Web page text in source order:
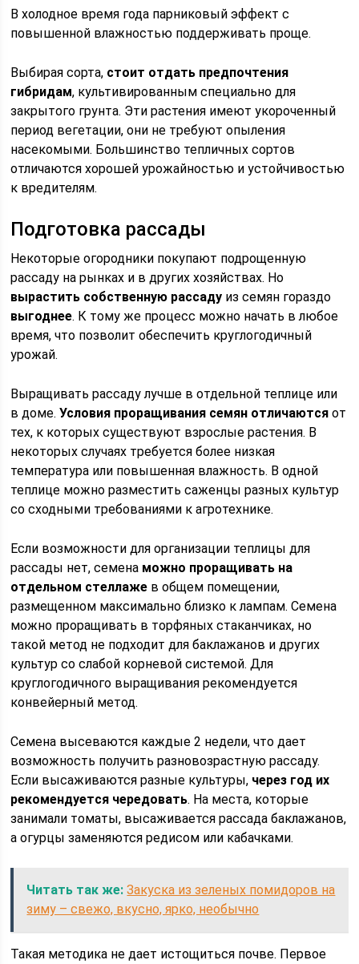
В холодное время года парниковый эффект с
повышенной влажностью поддерживать проще.
Выбирая сорта, стоит отдать предпочтения
гибридам, культивированным специально для
закрытого грунта. Эти растения имеют укороченный
период вегетации, они не требуют опыления
насекомыми. Большинство тепличных сортов
отличаются хорошей урожайностью и устойчивостью
к вредителям.
Подготовка рассады
Некоторые огородники покупают подрощенную
рассаду на рынках и в других хозяйствах. Но
вырастить собственную рассаду из семян гораздо
выгоднее. К тому же процесс можно начать в любое
время, что позволит обеспечить круглогодичный
урожай.
Выращивать рассаду лучше в отдельной теплице или
в доме.Условия проращивания семян отличаются от
тех, к которых существуют взрослые растения. В
некоторых случаях требуется более низкая
температура или повышенная влажность. В одной
теплице можно разместить саженцы разных культур
со сходными требованиями к агротехнике.
Если возможности для организации теплицы для
рассады нет, семена можно проращивать на
отдельном стеллаже в общем помещении,
размещенном максимально близко к лампам. Семена
можно проращивать в торфяных стаканчиках, но
такой метод не подходит для баклажанов и других
культур со слабой корневой системой. Для
круглогодичного выращивания рекомендуется
конвейерный метод.
Семена высеваются каждые 2 недели, что дает
возможность получить разновозрастную рассаду.
Если высаживаются разные культуры, через год их
рекомендуется чередовать. На места, которые
занимали томаты, высаживается рассада баклажанов,
а огурцы заменяются редисом или кабачками.
Читать так же: Закуска из зеленых помидоров на
зиму – свежо, вкусно, ярко, необычно
Такая методика не дает истощиться почве. Первое